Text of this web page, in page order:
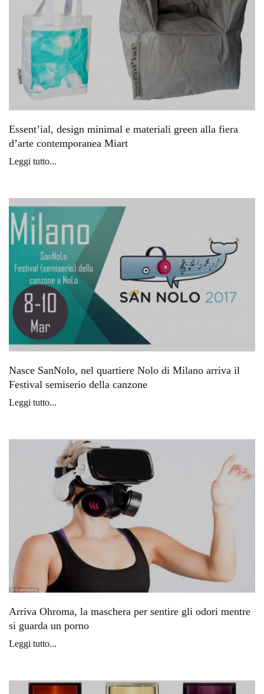
Essent’ial, design minimal e materiali green alla fiera
d’arte contemporanea Miart
Leggi tutto...
Nasce SanNolo, nel quartiere Nolo di Milano arriva il
Festival semiserio della canzone
Leggi tutto...
Arriva Ohroma, la maschera per sentire gli odori mentre
si guarda un porno
Leggi tutto...